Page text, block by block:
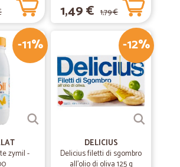
1,49 € 1,79 €
-11%
zymil -
-12%
DELICIUS
Delicius filetti di sgombro
all'olio di oliva 125 g